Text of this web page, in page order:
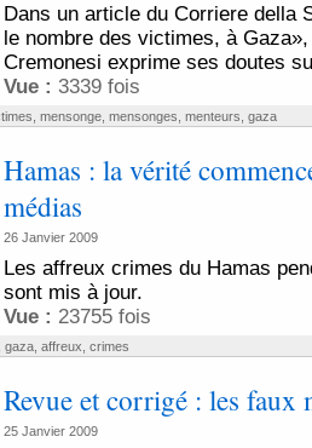
Dans un article du Corriere della
le nombre des victimes, à
Cremonesi exprime ses doutes
Vue : 3339 fois
mensonge, mensonges menteurs gaza
Hamas : la vérité
médias
26 Janvier 2009
Les affreux crimes du Hamas
sont mis à jour.
Vue : 23755 fois
gaza, affreux crimes
Revue et corrigé : les faux
25 Janvier 2009